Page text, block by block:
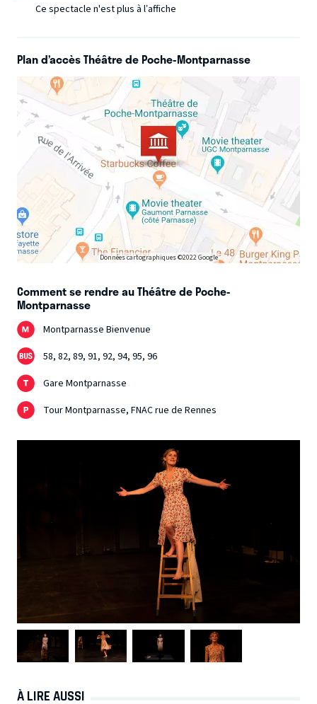
Ce spectacle n'est plus à l’affiche
Plan d’accès Théâtre de Poche-Montparnasse
Données cartographiques ©2022 Google
Comment se rendre au Théâtre de Poche-
Montparnasse
Montparnasse Bienvenue
58, 82, 89, 91, 92, 94, 95, 96
Gare Montparnasse
Tour Montparnasse, FNAC rue de Rennes
À LIRE AUSSI